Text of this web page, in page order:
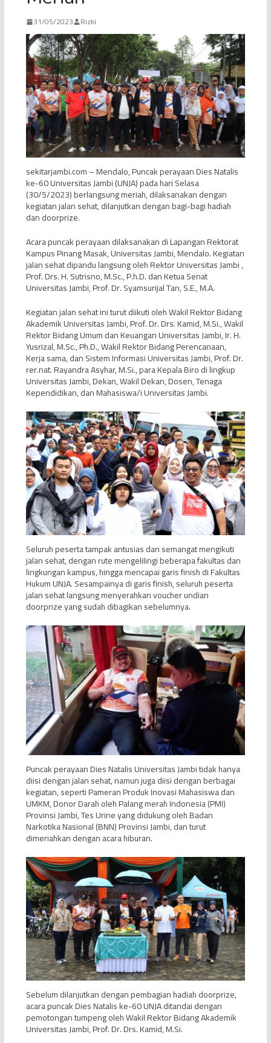
31/05/2023 Rizki
sekitarjambi.com – Mendalo, Puncak perayaan Dies Natalis
ke-60 Universitas Jambi (UNJA) pada hari Selasa
(30/5/2023) berlangsung meriah, dilaksanakan dengan
kegiatan jalan sehat, dilanjutkan dengan bagi-bagi hadiah
dan doorprize.
Acara puncak perayaan dilaksanakan di Lapangan Rektorat
Kampus Pinang Masak, Universitas Jambi, Mendalo. Kegiatan
jalan sehat dipandu langsung oleh Rektor Universitas Jambi ,
Prof. Drs. H. Sutrisno, M.Sc., P.h.D. dan Ketua Senat
Universitas Jambi, Prof. Dr. Syamsurijal Tan, S.E., M.A.
Kegiatan jalan sehat ini turut diikuti oleh Wakil Rektor Bidang
Akademik Universitas Jambi, Prof. Dr. Drs. Kamid, M.Si., Wakil
Rektor Bidang Umum dan Keuangan Universitas Jambi, Ir. H.
Yusrizal, M.Sc., Ph.D., Wakil Rektor Bidang Perencanaan,
Kerja sama, dan Sistem Informasi Universitas Jambi, Prof. Dr.
rer.nat. Rayandra Asyhar, M.Si., para Kepala Biro di lingkup
Universitas Jambi, Dekan, Wakil Dekan, Dosen, Tenaga
Kependidikan, dan Mahasiswa/i Universitas Jambi.
Seluruh peserta tampak antusias dan semangat mengikuti
jalan sehat, dengan rute mengelilingi beberapa fakultas dan
lingkungan kampus, hingga mencapai garis finish di Fakultas
Hukum UNJA. Sesampainya di garis finish, seluruh peserta
jalan sehat langsung menyerahkan voucher undian
doorprize yang sudah dibagikan sebelumnya.
Puncak perayaan Dies Natalis Universitas Jambi tidak hanya
diisi dengan jalan sehat, namun juga diisi dengan berbagai
kegiatan, seperti Pameran Produk Inovasi Mahasiswa dan
UMKM, Donor Darah oleh Palang merah Indonesia (PMI)
Provinsi Jambi, Tes Urine yang didukung oleh Badan
Narkotika Nasional (BNN) Provinsi Jambi, dan turut
dimeriahkan dengan acara hiburan.
Sebelum dilanjutkan dengan pembagian hadiah doorprize,
acara puncak Dies Natalis ke-60 UNJA ditandai dengan
pemotongan tumpeng oleh Wakil Rektor Bidang Akademik
Universitas Jambi, Prof. Dr. Drs. Kamid, M.Si.